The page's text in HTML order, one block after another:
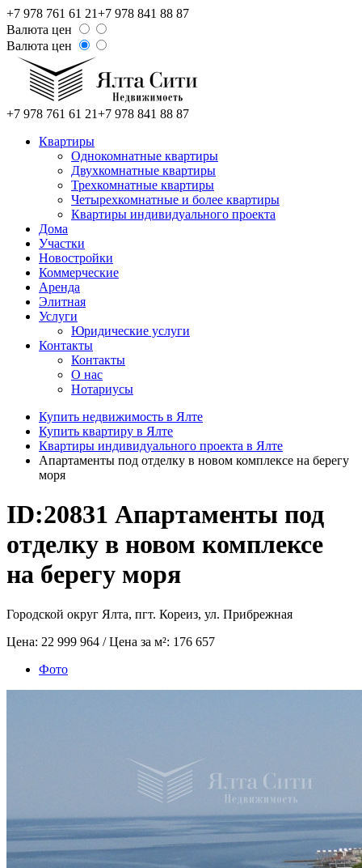
+7 978 761 61 21+7 978 841 88 87
Валюта цен
Валюта цен
+7 978 761 61 21+7 978 841 88 87
Квартиры
Однокомнатные квартиры
Двухкомнатные квартиры
Трехкомнатные квартиры
Четырехкомнатные и более квартиры
Квартиры индивидуального проекта
Дома
Участки
Новостройки
Коммерческие
Аренда
Элитная
Услуги
Юридические услуги
Контакты
Контакты
О нас
Нотариусы
Купить недвижимость в Ялте
Купить квартиру в Ялте
Квартиры индивидуального проекта в Ялте
Апартаменты под отделку в новом комплексе на берегу
моря
ID:20831 Апартаменты под
отделку в новом комплексе
на берегу моря
Городской округ Ялта, пгт. Кореиз, ул. Прибрежная
Цена: 22 999 964 / Цена за м²: 176 657
Фото